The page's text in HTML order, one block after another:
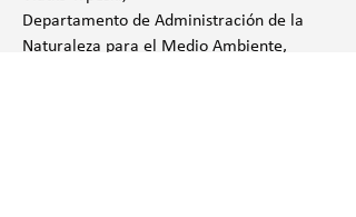
Departamento de Administración de la
Naturaleza para el Medio Ambiente,